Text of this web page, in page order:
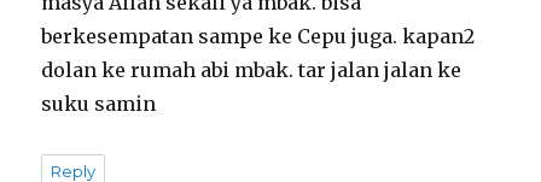
berkesempatan sampe ke Cepu juga. kapan2
dolan ke rumah abi mbak. tar jalan jalan ke
suku samin
Reply